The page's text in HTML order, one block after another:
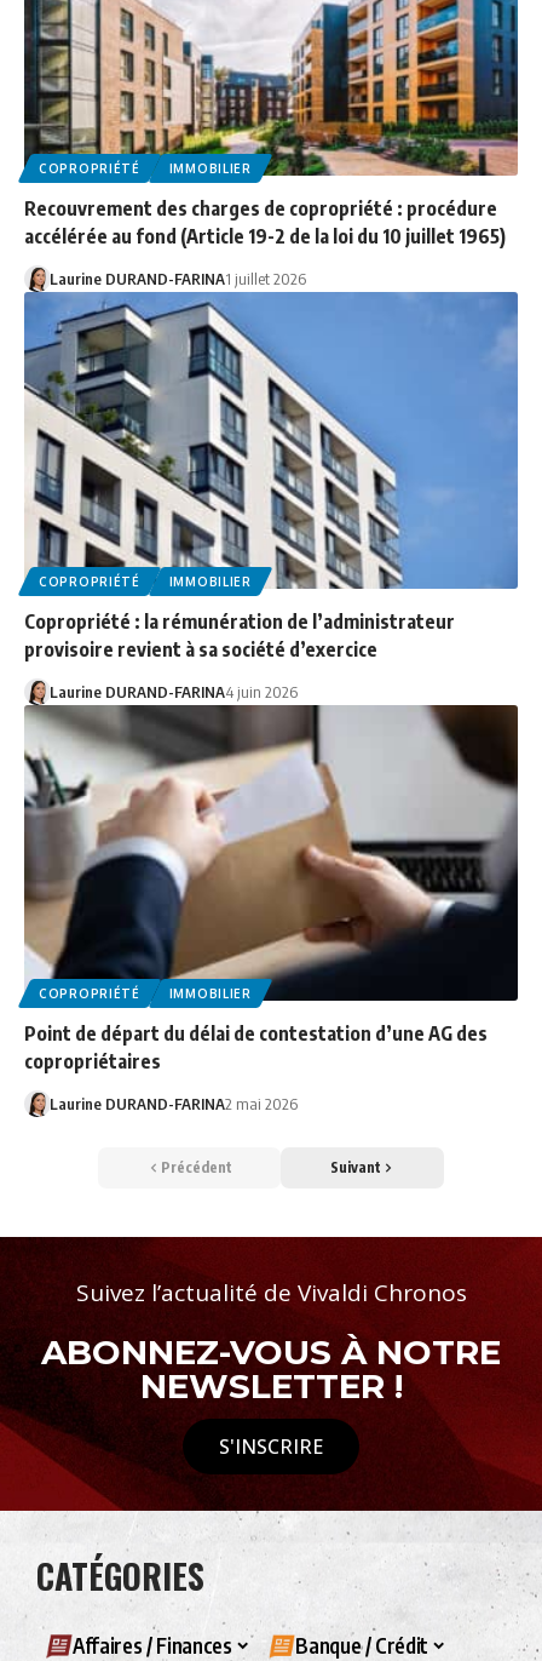
COPROPRIÉTÉ IMMOBILIER
Recouvrement des charges de copropriété : procédure
accélérée au fond (Article 19-2 de la loi du 10 juillet 1965)
Laurine DURAND-FARINA1 juillet 2026
COPROPRIÉTÉ IMMOBILIER
Copropriété : la rémunération de l’administrateur
provisoire revient à sa société d’exercice
Laurine DURAND-FARINA4 juin 2026
COPROPRIÉTÉ IMMOBILIER
Point de départ du délai de contestation d’une AG des
copropriétaires
Laurine DURAND-FARINA2 mai 2026
Précédent Suivant
Suivez l’actualité de Vivaldi Chronos
ABONNEZ-VOUS À NOTRE
NEWSLETTER !
S'INSCRIRE
CATÉGORIES
Affaires / Finances Banque / Crédit